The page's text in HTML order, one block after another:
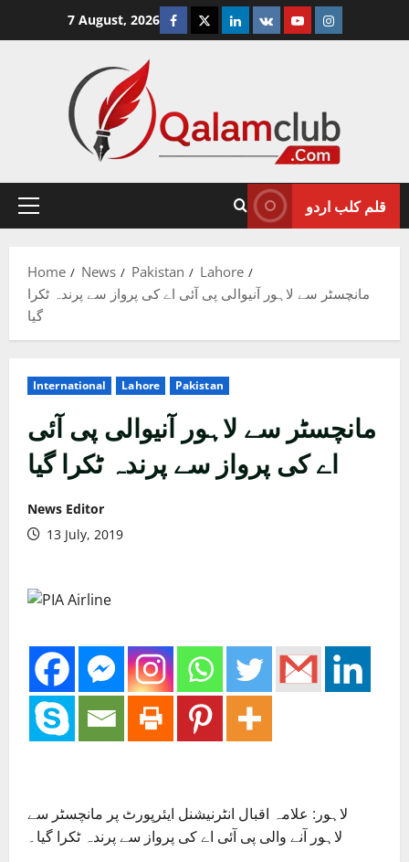
7 August, 2026 Facebook
TwitterLinkedin
VK YoutubeInstagram
Primary
قلم کلب اردو
Home News Pakistan
Lahore
مانچسٹر سے لاہور آنیوالی پی آئی اے کی پرواز سے پرندہ ٹکرا
گیا
International Lahore Pakistan
مانچسٹر سے لاہور آنیوالی پی آئی
اے کی پرواز سے پرندہ ٹکرا گیا
News Editor
13 July, 2019
لاہور: علامہ اقبال انٹرنیشنل ایئرپورٹ پر مانچسٹر سے
لاہور آنے والی پی آئی اے کی پرواز سے پرندہ ٹکرا گیا۔